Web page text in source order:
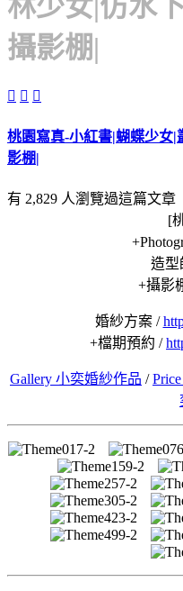
林少女|仿水
攝影棚|
  
桃園寫真-小紅書|蝴蝶少女
影棚|
有 2,829 人瀏覽過這篇文章
[
造型
+攝影
婚紗方案 /
+檔期預約 /
Gallery 小奕婚紗作品 /